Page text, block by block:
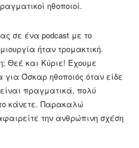
ηθοποιοί.
σε ένα podcast με το
ήταν τρομακτική.
Θεέ και Κύριε! Εχουμε
Όσκαρ ηθοποιός όταν είδε
είναι πραγματικά, πολύ
κάνετε. Παρακαλώ
την ανθρώπινη σχέση